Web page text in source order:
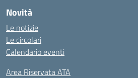
Novità
Le notizie
Le circolari
Calendario eventi
Area Riservata ATA